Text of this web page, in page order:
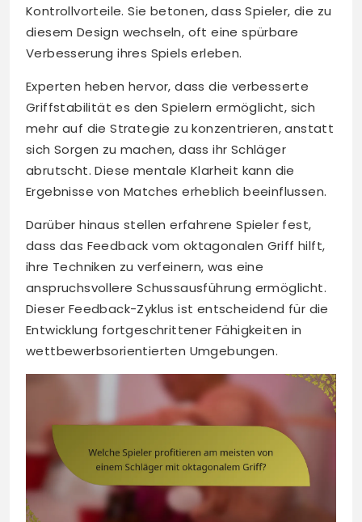
Kontrollvorteile. Sie betonen, dass Spieler, die zu
diesem Design wechseln, oft eine spürbare
Verbesserung ihres Spiels erleben.
Experten heben hervor, dass die verbesserte
Griffstabilität es den Spielern ermöglicht, sich
mehr auf die Strategie zu konzentrieren, anstatt
sich Sorgen zu machen, dass ihr Schläger
abrutscht. Diese mentale Klarheit kann die
Ergebnisse von Matches erheblich beeinflussen.
Darüber hinaus stellen erfahrene Spieler fest,
dass das Feedback vom oktagonalen Griff hilft,
ihre Techniken zu verfeinern, was eine
anspruchsvollere Schussausführung ermöglicht.
Dieser Feedback-Zyklus ist entscheidend für die
Entwicklung fortgeschrittener Fähigkeiten in
wettbewerbsorientierten Umgebungen.